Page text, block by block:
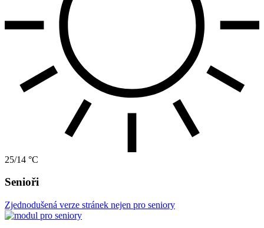
25/14 °C
Senioři
Zjednodušená verze stránek nejen pro seniory